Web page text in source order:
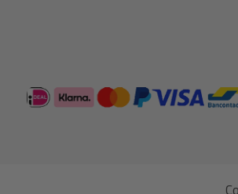
Reparatieset